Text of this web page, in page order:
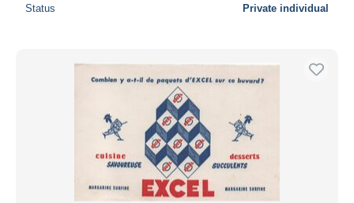
Status Private individual